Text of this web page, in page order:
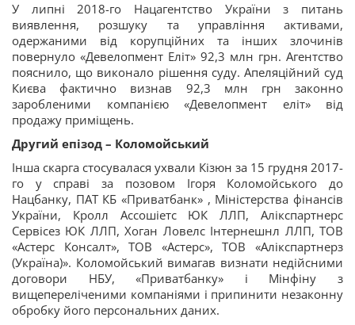
У липні 2018-го Нацагентство України з питань
виявлення, розшуку та управління активами,
одержаними від корупційних та інших злочинів
повернуло «Девелопмент Еліт» 92,3 млн грн. Агентство
пояснило, що виконало рішення суду. Апеляційний суд
Києва фактично визнав 92,3 млн грн законно
заробленими компанією «Девелопмент еліт» від
продажу приміщень.
Другий епізод – Коломойський
Інша скарга стосувалася ухвали Кізюн за 15 грудня 2017-
го у справі за позовом Ігоря Коломойського до
Нацбанку, ПАТ КБ «Приватбанк» , Міністерства фінансів
України, Кролл Ассошіетс ЮК ЛЛП, Алікспартнерс
Сервісез ЮК ЛЛП, Хоган Ловелс Інтернешнл ЛЛП, ТОВ
«Астерс Консалт», ТОВ «Астерс», ТОВ «Алікспартнерз
(Україна)». Коломойський вимагав визнати недійсними
договори НБУ, «Приватбанку» і Мінфіну з
вищепереліченими компаніями і припинити незаконну
обробку його персональних даних.